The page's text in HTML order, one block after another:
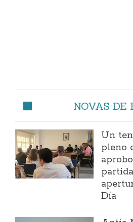
NOVAS DE
Un
pleno
Día